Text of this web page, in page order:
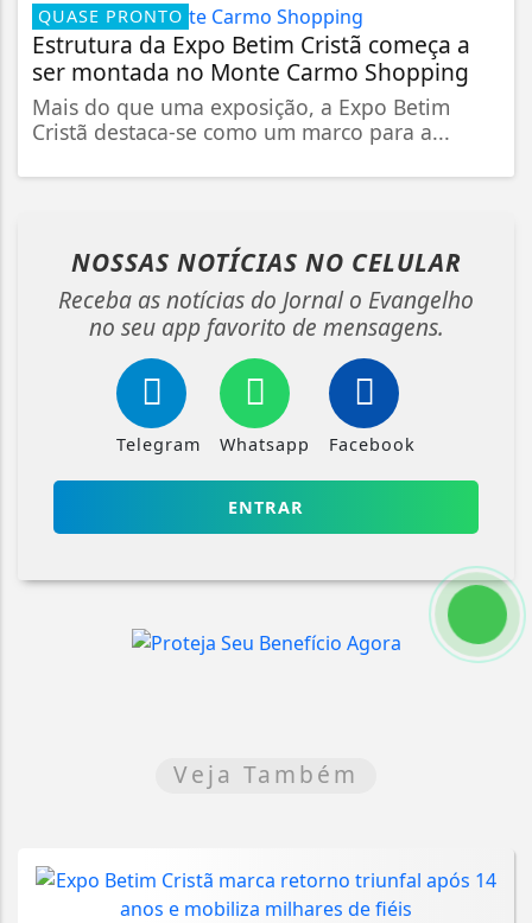
QUASE PRONTO
Estrutura da Expo Betim Cristã começa a
ser montada no Monte Carmo Shopping
Mais do que uma exposição, a Expo Betim
Cristã destaca-se como um marco para a...
NOSSAS NOTÍCIAS NO CELULAR
Receba as notícias do Jornal o Evangelho
no seu app favorito de mensagens.
Telegram Whatsapp Facebook
ENTRAR
Veja Também